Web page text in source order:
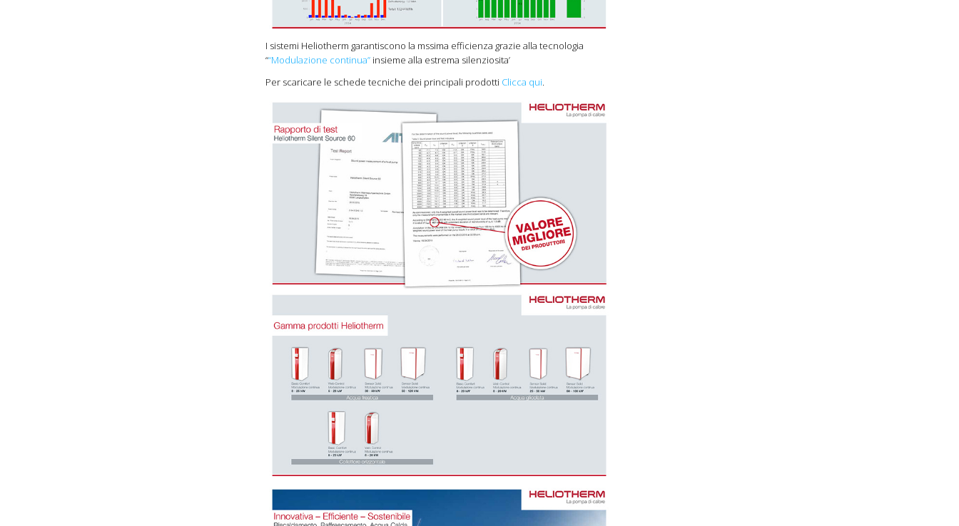
I sistemi Heliotherm garantiscono la mssima efficienza grazie alla tecnologia
““Modulazione continua”insieme alla estrema silenziosita’
Per scaricare le schede tecniche dei principali prodotti Clicca qui.